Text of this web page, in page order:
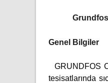
Grundfos
Genel Bilgiler
GRUNDFOS
tesisatlarında